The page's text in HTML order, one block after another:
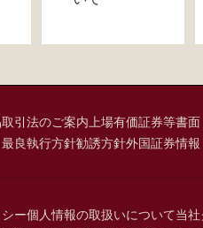
引法のご案内 上場有価証券等書
最良執行方針勧誘方針外国証券情
ー個人情報の取扱いについて当